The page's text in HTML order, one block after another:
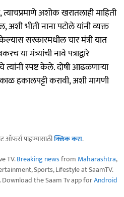
अशोक खरातलाही माहिती
भीती नाना पटोले यांनी व्यक्त
सरकारमधील चार मंत्री यात
मंत्र्यांची नावे पत्राद्वारे
स्पष्ट केले. दोषी आढळणाऱ्या
हकालपट्टी करावी, अशी मागणी
ऑफर्स पाहण्यासाठीक्लिक करा.
TV.Breaking newsfrom Maharashtra,
Sports, Lifestyle at SaamTV.
the Saam Tv app forAndroid